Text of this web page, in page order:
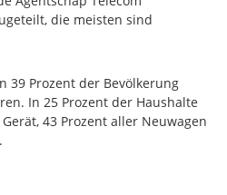
die meisten sind
39 Prozent der Bevölkerung
In 25 Prozent der Haushalte
43 Prozent aller Neuwagen